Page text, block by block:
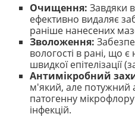
Очищення: Завдяки
ефективно видаляє
раніше нанесених
Зволоження:
вологості в рані, що
швидкої епітелізації
Антимікробний
м'який, але потужний
патогенну
інфекцій.